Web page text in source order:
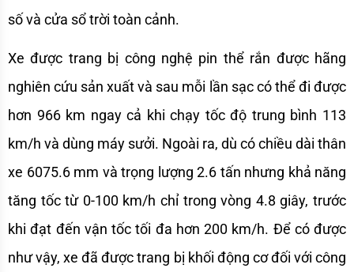
số và cửa sổ trời toàn cảnh.
Xe được trang bị công nghệ pin thể rắn được hãng
nghiên cứu sản xuất và sau mỗi lần sạc có thể đi được
hơn 966 km ngay cả khi chạy tốc độ trung bình 113
km/h và dùng máy sưởi. Ngoài ra, dù có chiều dài thân
xe 6075.6 mm và trọng lượng 2.6 tấn nhưng khả năng
tăng tốc từ 0-100 km/h chỉ trong vòng 4.8 giây, trước
khi đạt đến vận tốc tối đa hơn 200 km/h. Để có được
như vậy, xe đã được trang bị khối động cơ đối với công